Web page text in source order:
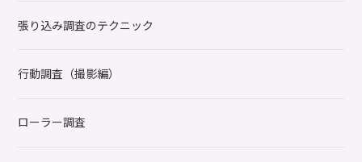
張り込み調査のテクニック
行動調査（撮影編）
ローラー調査